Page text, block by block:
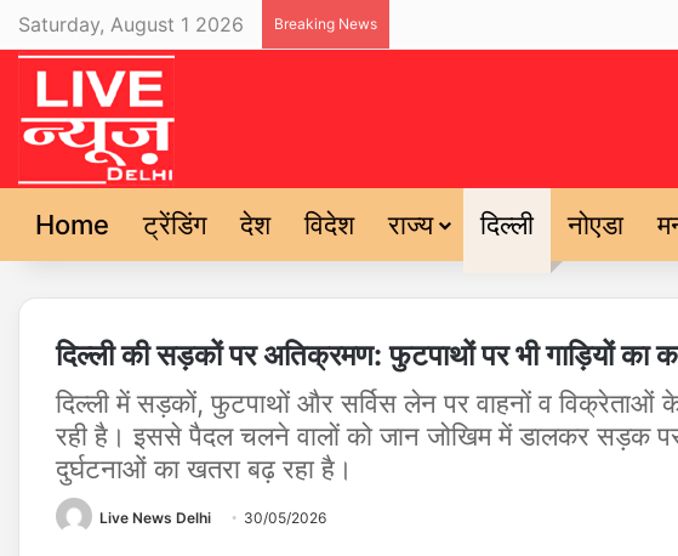
Saturday, August 1 2026 Breaking News
Home ट्रेंडिंग देश विदेश राज्य दिल्ली नोएडा
दिल्ली की सड़कों पर अतिक्रमण: फुटपाथों पर भी गाड़ियों का
दिल्ली में सड़कों, फुटपाथों और सर्विस लेन पर वाहनों व विक्रेताओं के
रही है। इससे पैदल चलने वालों को जान जोखिम में डालकर सड़क
दुर्घटनाओं का खतरा बढ़ रहा है।
Live News Delhi 30/05/2026